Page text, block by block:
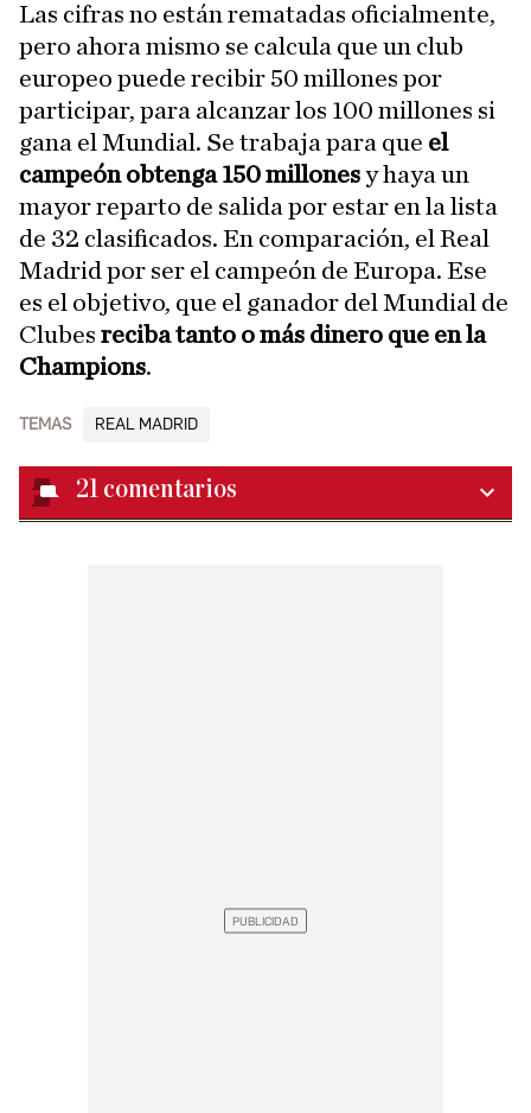
Las cifras no están rematadas oficialmente,
pero ahora mismo se calcula que un club
europeo puede recibir 50 millones por
participar, para alcanzar los 100 millones si
gana el Mundial. Se trabaja para que el
campeón obtenga 150 millonesy haya un
mayor reparto de salida por estar en la lista
de 32 clasificados. En comparación, el Real
Madrid por ser el campeón de Europa. Ese
es el objetivo, que el ganador del Mundial de
Clubes reciba tanto o más dinero que en la
Champions.
TEMAS REAL MADRID
21 comentarios